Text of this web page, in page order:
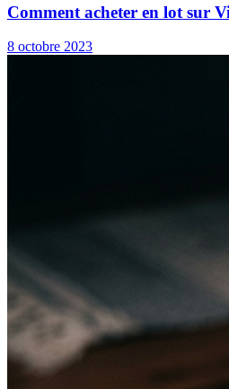
Comment acheter en lot sur
8 octobre 2023